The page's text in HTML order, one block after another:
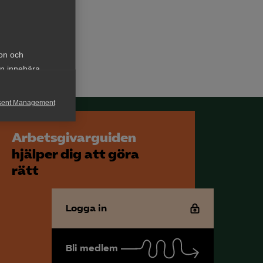
och
innebära
att kunna
Management
Arbetsgivarguiden
hjälper dig att göra
rätt
Logga in
Bli medlem